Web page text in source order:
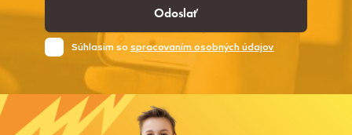
Odoslať
Súhlasim so spracovaním osobných údajov